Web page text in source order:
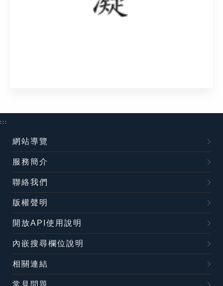
:::
網站導覽
服務簡介
聯絡我們
版權聲明
開放API使用說明
內嵌搜尋欄位說明
相關連結
常見問題